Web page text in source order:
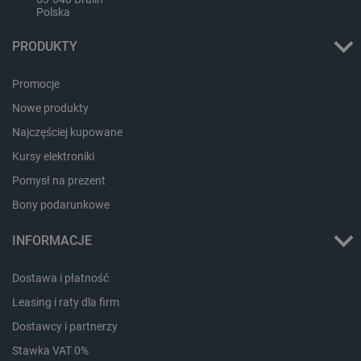
Polska
PRODUKTY
Promocje
Nowe produkty
Najczęściej kupowane
Kursy elektroniki
Pomysł na prezent
Bony podarunkowe
INFORMACJE
Dostawa i płatność
Leasing i raty dla firm
Dostawcy i partnerzy
Stawka VAT 0%